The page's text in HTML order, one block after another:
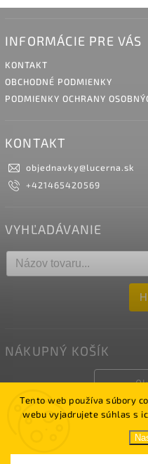
Tento web používa súbory
webu vyjadrujete súhlas s
INFORMÁCIE PRE VÁS
KONTAKT
OBCHODNÉ PODMIENKY
PODMIENKY OCHRANY
KONTAKT
objednavky@lucerna.sk
+421465420569
VYHĽADÁVANIE
NÁKUPNÝ KOŠÍK
0